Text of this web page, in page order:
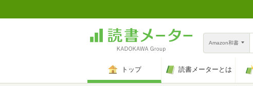
Amazon和書
トップ 読書メーターとは